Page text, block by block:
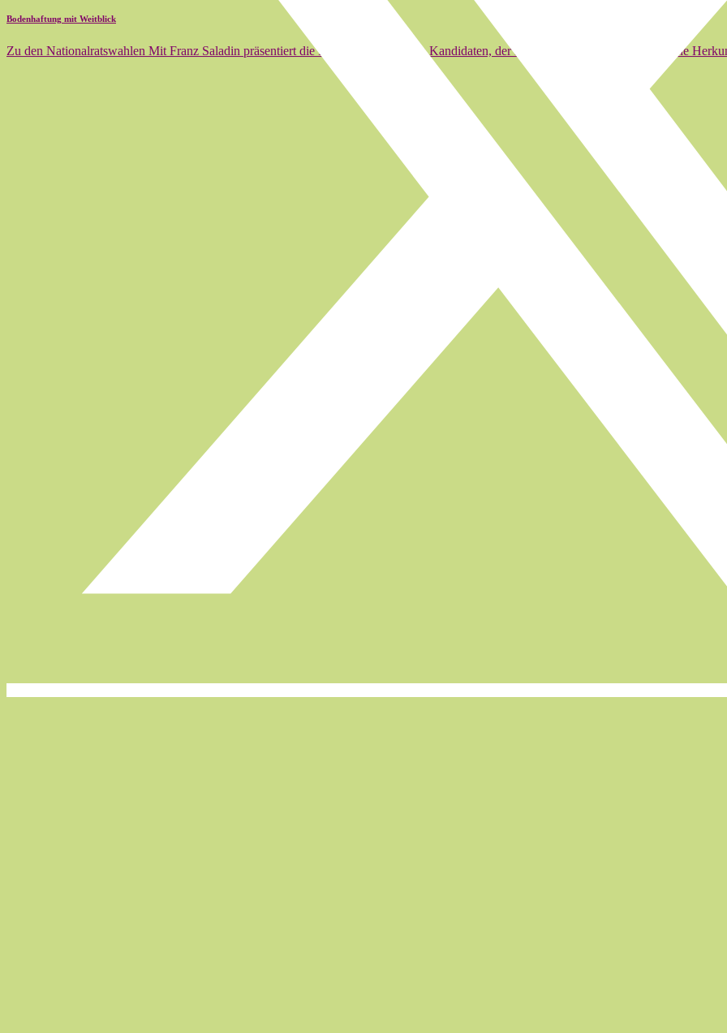
Bodenhaftung mit Weitblick
Zu den Nationalratswahlen Mit Franz Saladin präsentiert die FDP Baselland einen Kandidaten, der in Bern viel bewirken kann. Seine